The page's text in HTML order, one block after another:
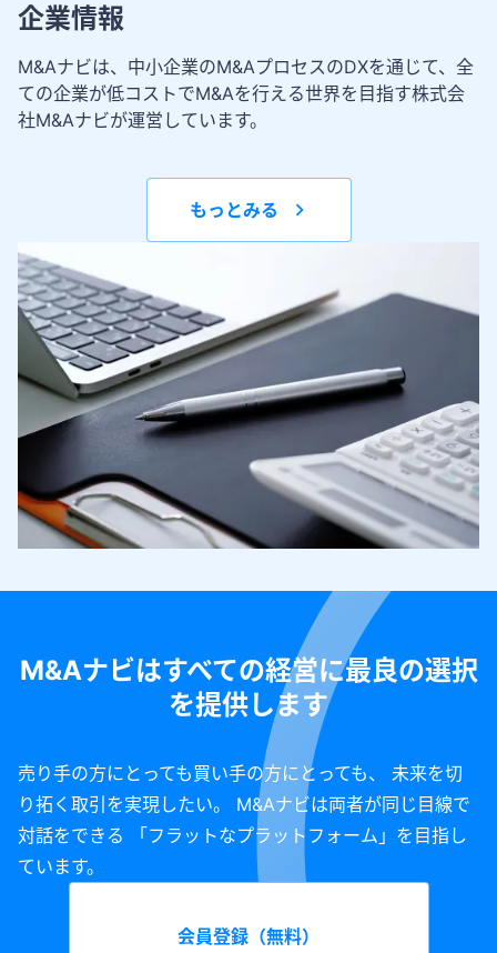
企業情報
M&Aナビは、中小企業のM&AプロセスのDXを通じて、全
ての企業が低コストでM&Aを行える世界を目指す株式会
社M&Aナビが運営しています。
もっとみる
M&Aナビはすべての経営に最良の選択
を提供します
売り手の方にとっても買い手の方にとっても、 未来を切
り拓く取引を実現したい。 M&Aナビは両者が同じ目線で
対話をできる 「フラットなプラットフォーム」を目指し
ています。
会員登録（無料）